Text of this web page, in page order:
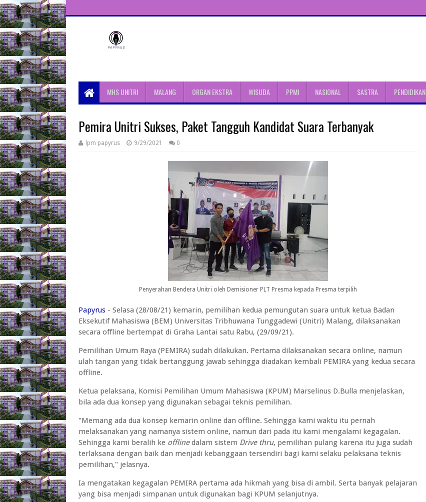
Unit Aktivitas Pers Mahasiswa
Papyrus UnitriMHS UNITRI MALANG ORGAN EKSTRA WISUDA PPMI NASIONAL SASTRA PENDIDIKAN
Pemira Unitri Sukses, Paket Tangguh Kandidat Suara Terbanyak
lpm papyrus 9/29/2021 0
Penyerahan Bendera Unitri oleh Demisioner PLT Presma kepada Presma terpilih
Papyrus - Selasa (28/08/21) kemarin, pemilihan kedua pemungutan suara untuk ketua Badan
Eksekutif Mahasiswa (BEM) Universitas Tribhuwana Tunggadewi (Unitri) Malang, dilaksanakan
secara offline bertempat di Graha Lantai satu Rabu, (29/09/21).
Pemilihan Umum Raya (PEMIRA) sudah dilakukan. Pertama dilaksanakan secara online, namun
ulah tangan yang tidak bertanggung jawab sehingga diadakan kembali PEMIRA yang kedua secara
offline.
Ketua pelaksana, Komisi Pemilihan Umum Mahasiswa (KPUM) Marselinus D.Bulla menjelaskan,
bila ada dua konsep yang digunakan sebagai teknis pemilihan.
"Memang ada dua konsep kemarin online dan offline. Sehingga kami waktu itu pernah
melaksanakan yang namanya sistem online, namun dari pada itu kami mengalami kegagalan.
Sehingga kami beralih ke offlinedalam sistem Drive thru, pemilihan pulang karena itu juga sudah
terlaksana dengan baik dan menjadi kebanggaan tersendiri bagi kami selaku pelaksana teknis
pemilihan," jelasnya.
Ia mengatakan kegagalan PEMIRA pertama ada hikmah yang bisa di ambil. Serta banyak pelajaran
yang bisa menjadi simpanan untuk digunakan bagi KPUM selanjutnya.